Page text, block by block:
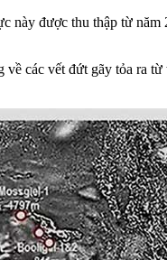
được thu thập từ
các vết đứt gãy tỏa ra